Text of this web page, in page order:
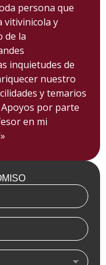
persona que
vitivinicola y
de la
inquietudes de
nuestro
y temarios
por parte
en mi